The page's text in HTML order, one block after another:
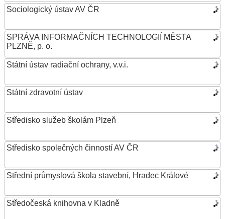
Sociologický ústav AV ČR
SPRÁVA INFORMAČNÍCH TECHNOLOGIÍ MĚSTA
PLZNĚ, p. o.
Státní ústav radiační ochrany, v.v.i.
Státní zdravotní ústav
Středisko služeb školám Plzeň
Středisko společných činností AV ČR
Střední průmyslová škola stavební, Hradec Králové
Středočeská knihovna v Kladně